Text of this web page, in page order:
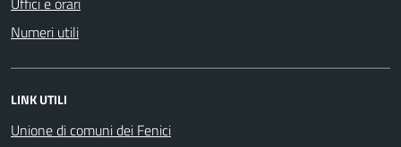
Numeri utili
LINK UTILI
Unione di comuni dei Fenici